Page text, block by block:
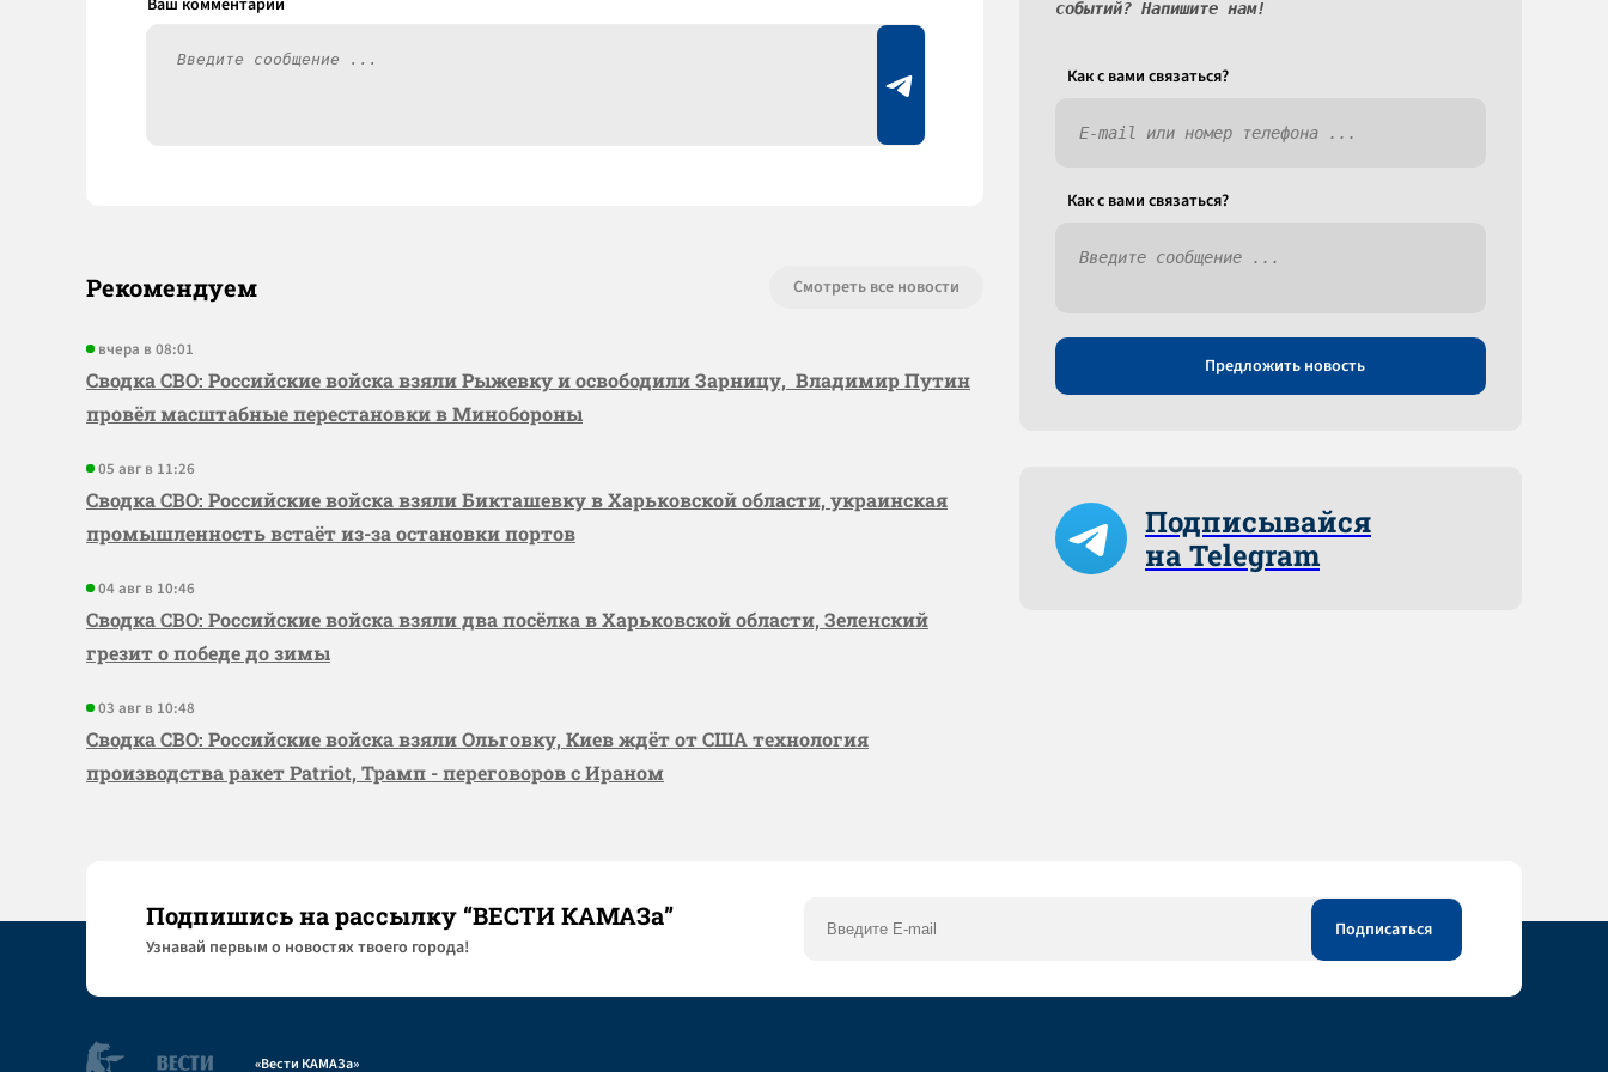
Рекомендуем Смотреть все новости
вчера в 08:01
Сводка СВО: Российские войска взяли Рыжевку и освободили Зарницу, Владимир Путин
провёл масштабные перестановки в Минобороны
05 авг в 11:26
Сводка СВО: Российские войска взяли Бикташевку в Харьковской области, украинская
промышленность встаёт из-за остановки портов
04 авг в 10:46
Сводка СВО: Российские войска взяли два посёлка в Харьковской области, Зеленский
грезит о победе до зимы
03 авг в 10:48
Сводка СВО: Российские войска взяли Ольговку, Киев ждёт от США технология
производства ракет Patriot, Трамп - переговоров с Ираном
событий? Напишите нам!
Как c вами связаться?
Как c вами связаться?
Предложить новость
Подписывайся
на Telegram
Подпишись на рассылку “ВЕСТИ КАМАЗа”
Узнaвай первым о новостях твоего города!
«Вести КАМАЗа»